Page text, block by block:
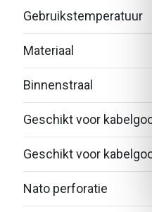
Gebruikstemperatuur
Materiaal
Binnenstraal
Geschikt voor
Geschikt voor
Nato perforatie